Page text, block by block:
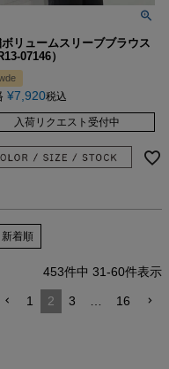
リュームスリーブブラウス
07146）
¥7,920税込
入荷リクエスト受付中
新着順
453件中 31-60件表示
1 2 3 16